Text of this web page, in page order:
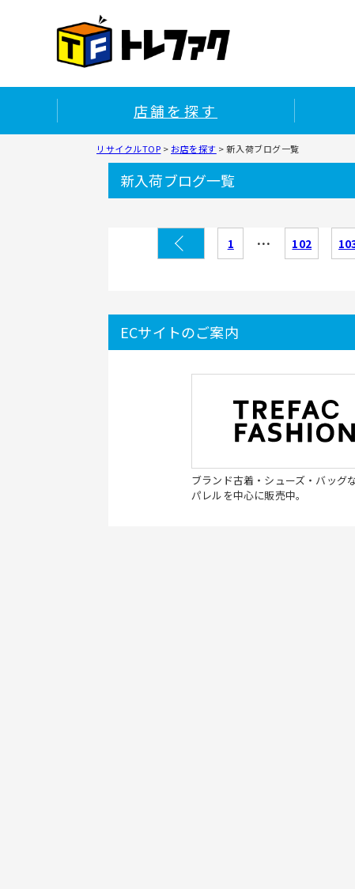
店舗を探す
リサイクルTOP > お店を探す >新入荷ブログ一覧
新入荷ブログ一覧
1 … 102
ECサイトのご案内
ブランド古着・シューズ・バッグ
パレルを中心に販売中。